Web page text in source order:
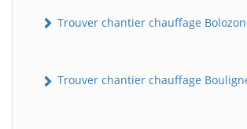
Trouver chantier chauffage Bolozon
Trouver chantier chauffage